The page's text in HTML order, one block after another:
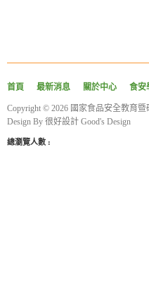
首頁 最新消息 關於中心 食安
Copyright © 2026 國家食品安全教育暨
Design By 很好設計 Good's Design
總瀏覽人數 :